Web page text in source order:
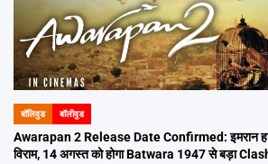
POSTED
IN
बॉलिवुड बॉलीवुड
Awarapan 2 Release Date Confirmed: इमरान
विराम, 14 अगस्त को होगा Batwara 1947 से बड़ा